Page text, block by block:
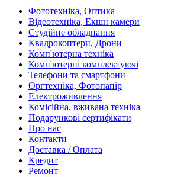
Фототехніка, Оптика
Відеотехніка, Екшн камери
Студійне обладнання
Квадрокоптери, Дрони
Комп'ютерна техніка
Комп'ютерні комплектуючі
Телефони та смартфони
Оргтехніка, Фотопапір
Електроживлення
Комісійна, вживана техніка
Подарункові сертифікати
Про нас
Контакти
Доставка / Оплата
Кредит
Ремонт